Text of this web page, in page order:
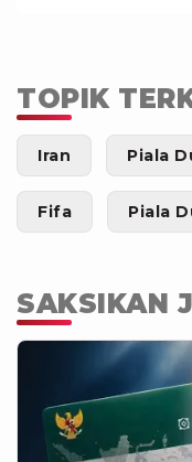
TOPIK
Iran Piala
Fifa Piala
SAKSIKAN